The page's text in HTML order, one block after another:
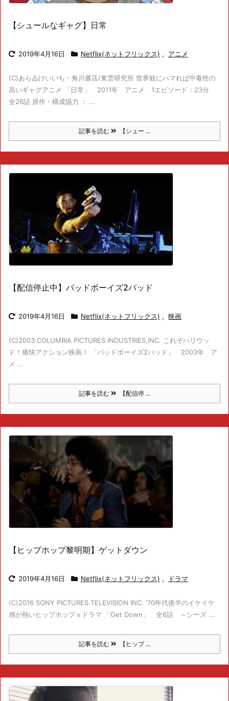
【シュールなギャグ】日常
2019年4月16日 Netflix(ネットフリックス) , アニメ
(C)あらゐけいいち・角川書店/東雲研究所 世界観にハマれば中毒性の
高いギャグアニメ 「日常」 2011年 アニメ 1エピソード：23分
全26話 原作・構成協力 ： ...
記事を読む 【シュー ...
【配信停止中】バッドボーイズ2バッド
2019年4月16日 Netflix(ネットフリックス) , 映画
(C)2003 COLUMBIA PICTURES INDUSTRIES,INC. これぞハリウッ
ド！痛快アクション映画！ 「バッドボーイズ2バッド」 2003年 ア
メ ...
記事を読む 【配信停 ...
【ヒップホップ黎明期】ゲットダウン
2019年4月16日 Netflix(ネットフリックス) , ドラマ
(C)2016 SONY PICTURES TELEVISION INC. '70年代後半のイケイケ
感が熱いヒップホップｘドラマ 「Get Down」 全6話 ～シーズ ...
記事を読む 【ヒップ ...